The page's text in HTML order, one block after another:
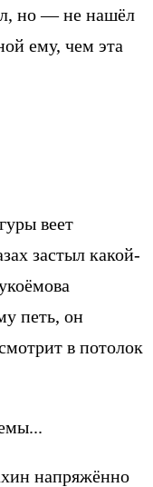
но — не нашёл
ему, чем эта
веет
застыл какой-
петь, он
в потолок
напряжённо